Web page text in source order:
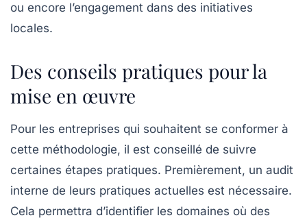
ou encore l’engagement dans des initiatives
locales.
Des conseils pratiques pour la
mise en œuvre
Pour les entreprises qui souhaitent se conformer à
cette méthodologie, il est conseillé de suivre
certaines étapes pratiques. Premièrement, un audit
interne de leurs pratiques actuelles est nécessaire.
Cela permettra d’identifier les domaines où des